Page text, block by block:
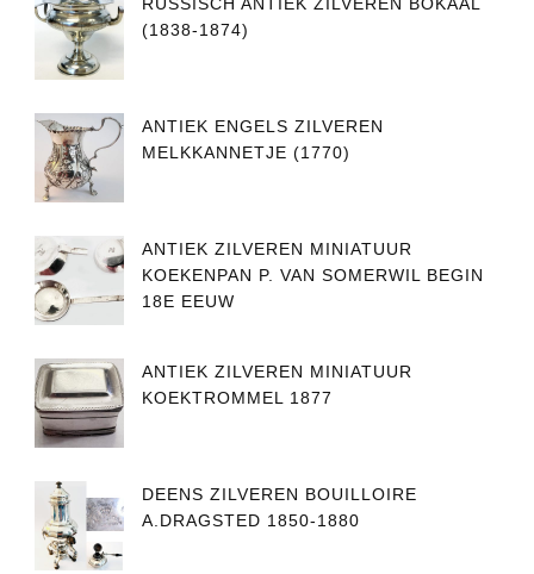
(1838-1874)
ANTIEK ENGELS ZILVEREN
MELKKANNETJE (1770)
ANTIEK ZILVEREN MINIATUUR
KOEKENPAN P. VAN SOMERWIL BEGIN
18E EEUW
ANTIEK ZILVEREN MINIATUUR
KOEKTROMMEL 1877
DEENS ZILVEREN BOUILLOIRE
A.DRAGSTED 1850-1880